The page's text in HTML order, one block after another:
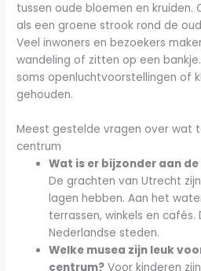
tussen oude bloemen en kruiden.
als een groene strook rond de
Veel inwoners en bezoekers
wandeling of zitten op een
soms openluchtvoorstellingen of
gehouden.
Meest gestelde vragen over wat
centrum
Wat is er bijzonder aan
De grachten van Utrecht
lagen hebben. Aan het
terrassen, winkels en
Nederlandse steden.
Welke musea zijn leuk
centrum? Voor kinderen